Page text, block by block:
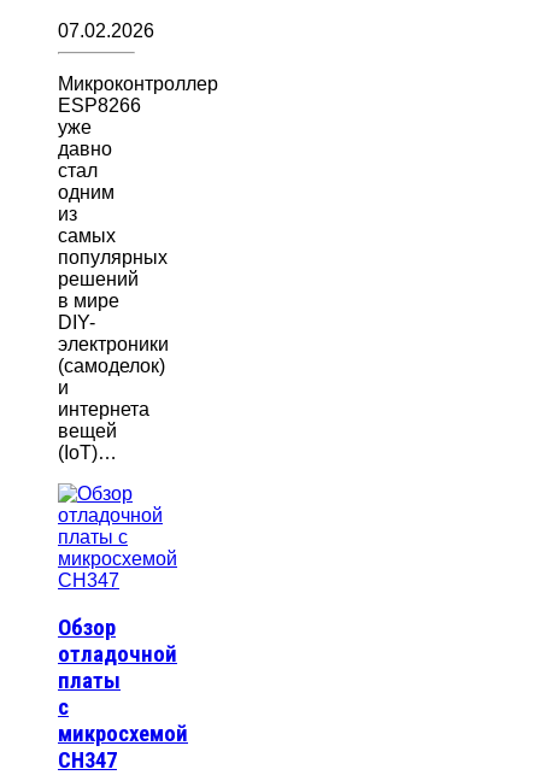
07.02.2026
Микроконтроллер
ESP8266
уже
давно
стал
одним
из
самых
популярных
решений
в мире
DIY-
электроники
(самоделок)
и
интернета
вещей
(IoT)…
Обзор
отладочной
платы
с
микросхемой
CH347